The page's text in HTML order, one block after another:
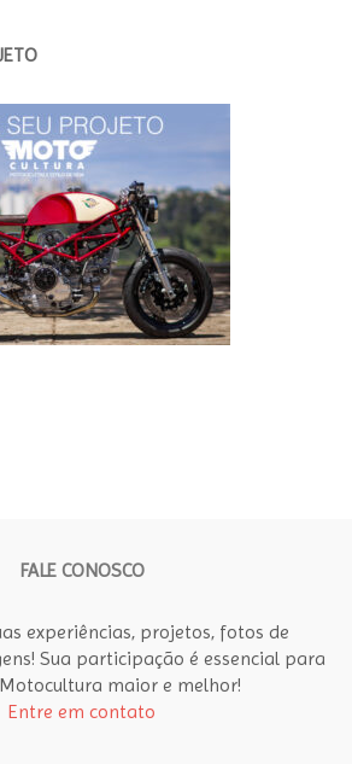
FALE CONOSCO
experiências, projetos, fotos de
Sua participação é essencial para
maior e melhor!
Entre em contato